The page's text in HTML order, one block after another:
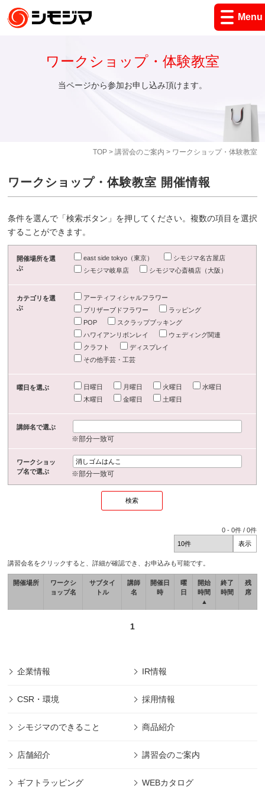
Menu
TOP> 講習会のご案内 > ワークショップ・体験教室
ワークショップ・体験教室
当ページから参加お申し込み頂けます。
ワークショップ・体験教室 開催情報
条件を選んで「検索ボタン」を押してください。複数の項目を選択
することができます。
開催場所を選
ぶ
east side tokyo（東京）
シモジマ名古屋店
シモジマ岐阜店
シモジマ心斎橋店（大阪）
カテゴリを選
ぶ
アーティフィシャルフラワー
プリザーブドフラワー
ラッピング
POP
スクラップブッキング
ハワイアンリボンレイ
ウェディング関連
クラフト
ディスプレイ
その他手芸・工芸
曜日を選ぶ 日曜日 月曜日 火曜日
水曜日
木曜日
金曜日 土曜日
講師名で選ぶ
※部分一致可
ワークショッ
プ名で選ぶ
※部分一致可
0 -0件 /0件
講習会名をクリックすると、詳細が確認でき、お申込みも可能です。
開催場所
ワークシ
ョップ名
サブタイ
トル
講師
名
開催日
時
曜
日
開始
時間
▲
終了
時間
残
席
1
企業情報 IR情報
CSR・環境 採用情報
シモジマのできること 商品紹介
店舗紹介 講習会のご案内
ギフトラッピング WEBカタログ